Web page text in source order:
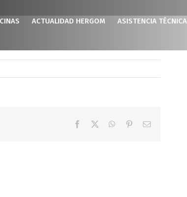
ACTUALIDAD HERGOM ASISTENCIA TÉCNICA
Facebook WhatsApp
PinterestCorreo